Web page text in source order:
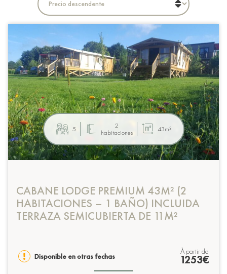
5
2
habitaciones
43m²
CABANE LODGE PREMIUM 43M² (2
HABITACIONES – 1 BAÑO) INCLUIDA
TERRAZA SEMICUBIERTA DE 11M²
Disponible en otras fechas
à partir de
1253€